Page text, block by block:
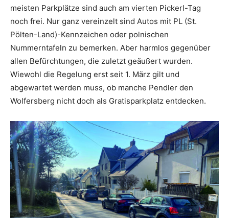
meisten Parkplätze sind auch am vierten Pickerl-Tag
noch frei. Nur ganz vereinzelt sind Autos mit PL (St.
Pölten-Land)-Kennzeichen oder polnischen
Nummerntafeln zu bemerken. Aber harmlos gegenüber
allen Befürchtungen, die zuletzt geäußert wurden.
Wiewohl die Regelung erst seit 1. März gilt und
abgewartet werden muss, ob manche Pendler den
Wolfersberg nicht doch als Gratisparkplatz entdecken.